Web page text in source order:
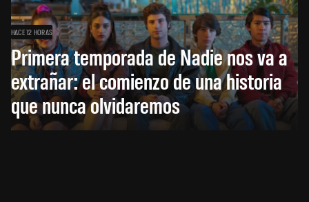
HACE 12 HORAS
Primera temporada de Nadie nos va a
extrañar: el comienzo de una historia
que nunca olvidaremos